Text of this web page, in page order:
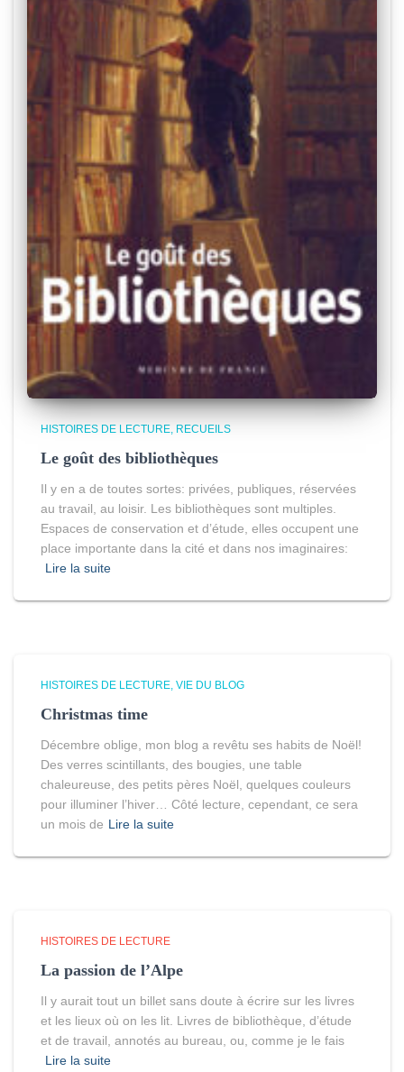
HISTOIRES DE LECTURE RECUEILS
Le goût des bibliothèques
Il y en a de toutes sortes: privées, publiques, réservées
au travail, au loisir. Les bibliothèques sont multiples.
Espaces de conservation et d’étude, elles occupent une
place importante dans la cité et dans nos imaginaires:
Lire la suite
HISTOIRES DE LECTURE VIE DU BLOG
Christmas time
Décembre oblige, mon blog a revêtu ses habits de Noël!
Des verres scintillants, des bougies, une table
chaleureuse, des petits pères Noël, quelques couleurs
pour illuminer l’hiver… Côté lecture, cependant, ce sera
un mois de Lire la suite
HISTOIRES DE LECTURE
La passion de l’Alpe
Il y aurait tout un billet sans doute à écrire sur les livres
et les lieux où on les lit. Livres de bibliothèque, d’étude
et de travail, annotés au bureau, ou, comme je le fais
Lire la suite